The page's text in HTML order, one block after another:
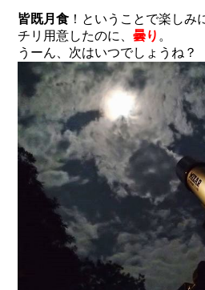
皆既月食 ！ということで楽しみ
チリ用意したのに、曇り 。
うーん、次はいつでしょうね？